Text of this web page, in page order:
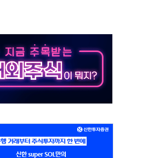
확대 점검
제도 안내서 발간
에 배신 사과 안 해"
라 추진해선 안 돼"
작 발표
제공